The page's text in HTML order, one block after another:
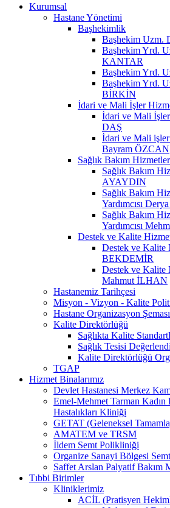
Kurumsal
Hastane Yönetimi
Başhekimlik
Başhekim Uzm.
Başhekim Yrd.
KANTAR
Başhekim Yrd.
Başhekim Yrd.
BİRKİN
İdari ve Mali İşler
İdari ve Mali
DAŞ
İdari ve Mali işler
Bayram ÖZCAN
Sağlık Bakım
Sağlık Bakım
AYAYDIN
Sağlık Bakım
Yardımcısı
Sağlık Bakım
Yardımcısı
Destek ve Kalite
Destek ve Kalite
BEKDEMİR
Destek ve Kalite
Mahmut İLHAN
Hastanemiz Tarihçesi
Misyon - Vizyon - Kalite
Hastane Organizasyon Şeması
Kalite Direktörlüğü
Sağlıkta Kalite
Sağlık Tesisi
Kalite Direktörlüğü
TGAP
Hizmet Binalarımız
Devlet Hastanesi Merkez
Emel-Mehmet Tarman
Hastalıkları Kliniği
GETAT (Geleneksel
AMATEM ve TRSM
İldem Semt Polikliniği
Organize Sanayi Bölgesi
Saffet Arslan Palyatif Bakım
Tıbbi Birimler
Kliniklerimiz
ACİL (Pratisyen